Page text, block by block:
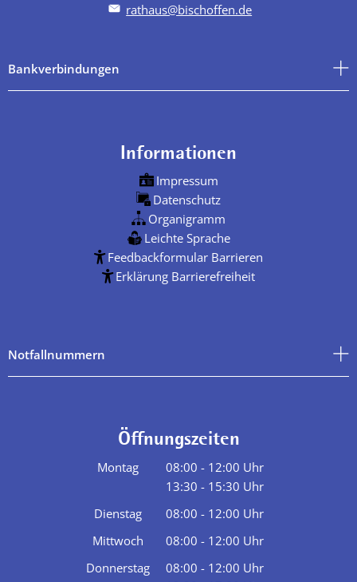
rathaus@bischoffen.de
Bankverbindungen
Informationen
Impressum
Datenschutz
Organigramm
Leichte Sprache
Feedbackformular Barrieren
Erklärung Barrierefreiheit
Notfallnummern
Öffnungszeiten
Montag 08:00 - 12:00 Uhr
Von 08:00 bis 12:00 Uhr
13:30 - 15:30 Uhr
Von 13:30 bis 15:30 Uhr
Dienstag 08:00 - 12:00 Uhr
Von 08:00 bis 12:00 Uhr
Mittwoch 08:00 - 12:00 Uhr
Von 08:00 bis 12:00 Uhr
Donnerstag 08:00 - 12:00 Uhr